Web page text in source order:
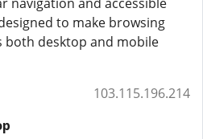
to make browsing
both desktop and mobile
103.115.196.214